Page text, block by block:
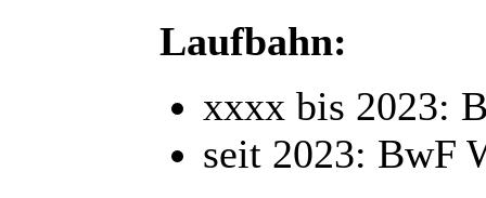
Laufbahn:
xxxx bis 2023:
seit 2023: BwF